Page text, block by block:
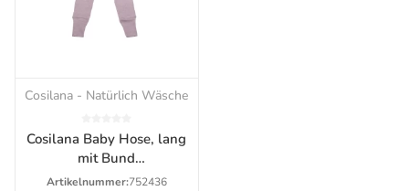
Cosilana - Natürlich Wäsche
Cosilana Baby Hose, lang
mit Bund
Seide/Wolle/Baumwolle
Artikelnummer:752436